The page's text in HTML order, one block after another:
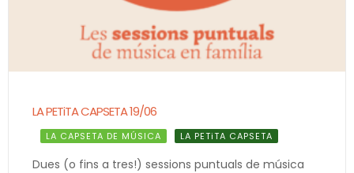
LA PETiTA CAPSETA 19/06
LA CAPSETA DE MÚSICA LA PETiTA CAPSETA
Dues (o fins a tres!) sessions puntuals de música